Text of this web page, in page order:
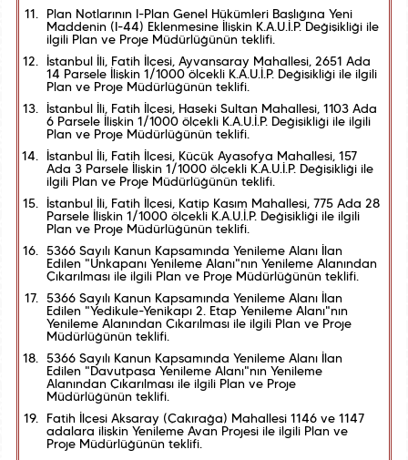
Plan Notlarının I-Plan Genel Hükümleri Başlığına Yeni
Maddenin (I-44) Eklenmesine İlişkin K.A.U.İ.P. Değişikliği ile
ilgili Plan ve Proje Müdürlüğünün teklifi.
İstanbul İli, Fatih İlçesi, Ayvansaray Mahallesi, 2651 Ada
14 Parsele İlişkin 1/1000 ölçekli K.A.U.İ.P. Değişikliği ile ilgili
Plan ve Proje Müdürlüğünün teklifi.
İstanbul İli, Fatih İlçesi, Haseki Sultan Mahallesi, 1103 Ada
6 Parsele İlişkin 1/1000 ölçekli K.A.U.İ.P. Değişikliği ile ilgili
Plan ve Proje Müdürlüğünün teklifi.
İstanbul İli, Fatih İlçesi, Küçük Ayasofya Mahallesi, 157
Ada 3 Parsele İlişkin 1/1000 ölçekli K.A.U.İ.P. Değişikliği ile
ilgili Plan ve Proje Müdürlüğünün teklifi.
İstanbul İli, Fatih İlçesi, Katip Kasım Mahallesi, 775 Ada 28
Parsele İlişkin 1/1000 ölçekli K.A.U.İ.P. Değişikliği ile ilgili
Plan ve Proje Müdürlüğünün teklifi.
5366 Sayılı Kanun Kapsamında Yenileme Alanı İlan
Edilen "Unkapanı Yenileme Alanı"nın Yenileme Alanından
Çıkarılması ile ilgili Plan ve Proje Müdürlüğünün teklifi.
5366 Sayılı Kanun Kapsamında Yenileme Alanı İlan
Edilen "Yedikule-Yenikapı 2. Etap Yenileme Alanı"nın
Yenileme Alanından Çıkarılması ile ilgili Plan ve Proje
Müdürlüğünün teklifi.
5366 Sayılı Kanun Kapsamında Yenileme Alanı İlan
Edilen "Davutpaşa Yenileme Alanı"nın Yenileme
Alanından Çıkarılması ile ilgili Plan ve Proje
Müdürlüğünün teklifi.
Fatih İlçesi Aksaray (Çakırağa) Mahallesi 1146 ve 1147
adalara ilişkin Yenileme Avan Projesi ile ilgili Plan ve
Proje Müdürlüğünün teklifi.